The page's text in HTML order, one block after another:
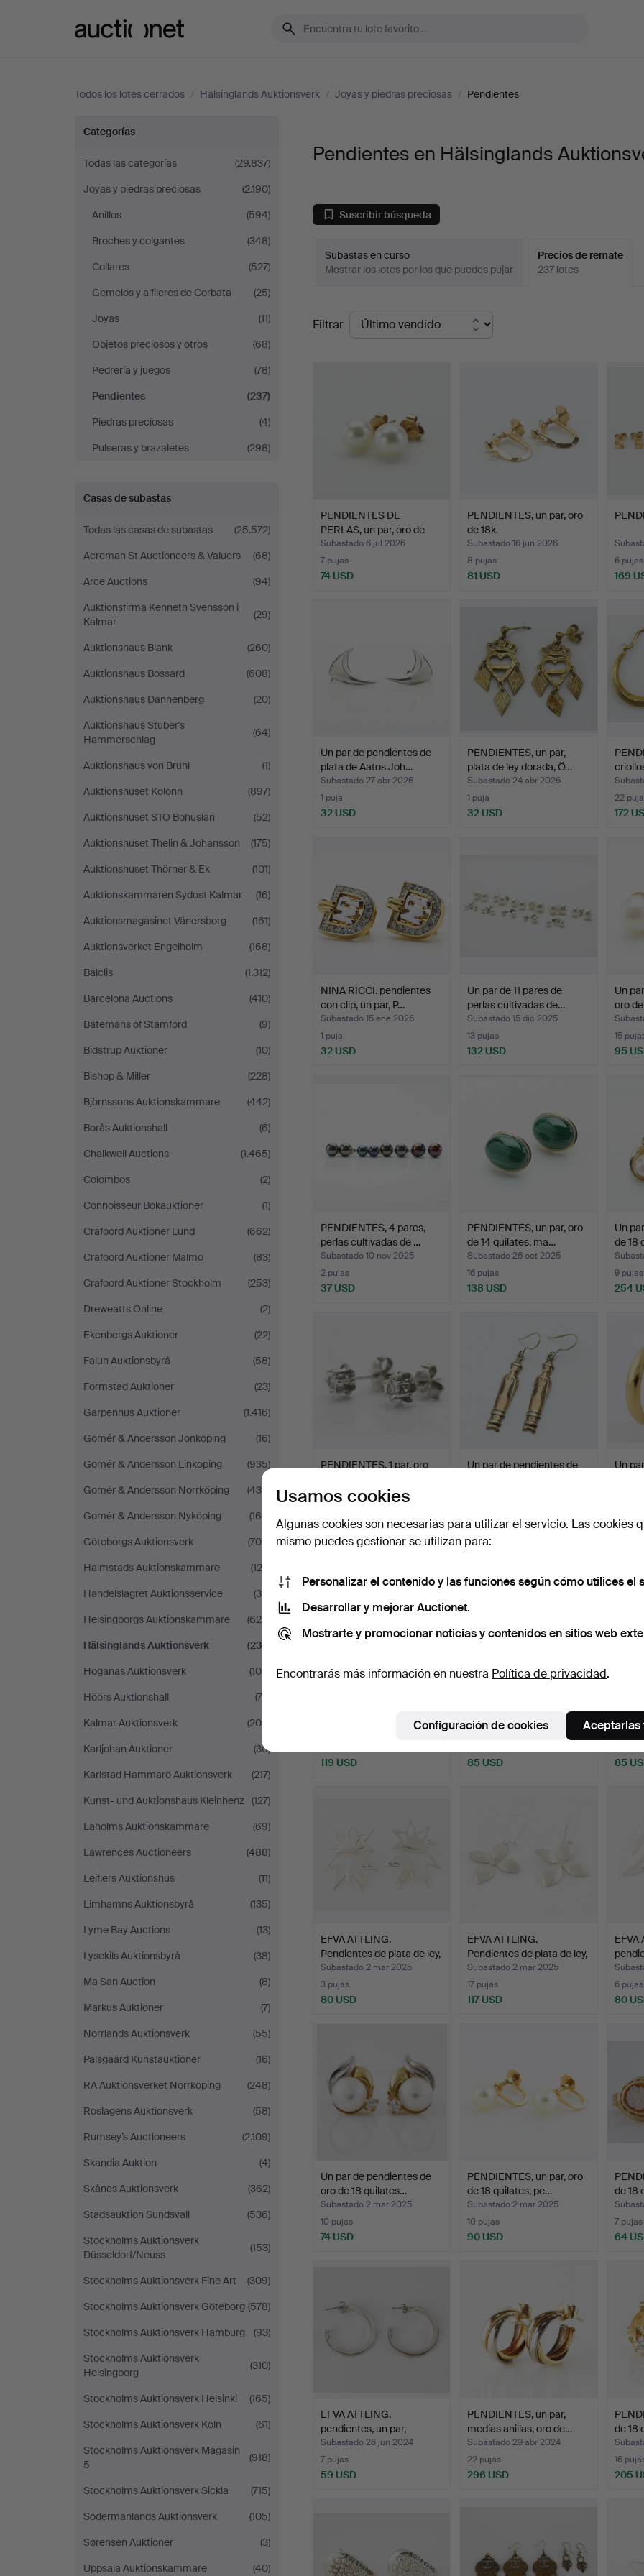
Todos los lotes cerrados / Hälsinglands Auktionsverk / Joyas y piedras preciosas / Pendientes
Pendientes
en
Hälsinglands
Auktionsverk
Categorías
Todas las categorías
(29.837)
Joyas y piedras preciosas
(2.190)
Anillos
(594)
Broches y colgantes
(348)
Collares
(527)
Gemelos y alfileres de Corbata
(25)
Joyas
(11)
Objetos preciosos y otros
(68)
Pedrería y juegos
(78)
Pendientes
(237)
Piedras preciosas
(4)
Pulseras y brazaletes
(298)
Casas de subastas
Todas las casas de subastas
(25.572)
Acreman St Auctioneers & Valuers
(68)
Arce Auctions
(94)
Auktionsfirma Kenneth Svensson i
Kalmar
(29)
Auktionshaus Blank
(260)
Auktionshaus Bossard
(608)
Auktionshaus Dannenberg
(20)
Auktionshaus Stuber's
Hammerschlag
(64)
Auktionshaus von Brühl
(1)
Auktionshuset Kolonn
(897)
Auktionshuset STO Bohuslän
(52)
Auktionshuset Thelin & Johansson
(175)
Auktionshuset Thörner & Ek
(101)
Auktionskammaren Sydost Kalmar
(16)
Auktionsmagasinet Vänersborg
(161)
Auktionsverket Engelholm
(168)
Balclis
(1.312)
Barcelona Auctions
(410)
Batemans of Stamford
(9)
Bidstrup Auktioner
(10)
Bishop & Miller
(228)
Björnssons Auktionskammare
(442)
Borås Auktionshall
(6)
Chalkwell Auctions
(1.465)
Colombos
(2)
Connoisseur Bokauktioner
(1)
Crafoord Auktioner Lund
(662)
Crafoord Auktioner Malmö
(83)
Crafoord Auktioner Stockholm
(253)
Dreweatts Online
(2)
Ekenbergs Auktioner
(22)
Falun Auktionsbyrå
(58)
Formstad Auktioner
(23)
Garpenhus Auktioner
(1.416)
Gomér & Andersson Jönköping
(16)
Gomér & Andersson Linköping
(935)
Gomér & Andersson Norrköping
(430)
Gomér & Andersson Nyköping
(169)
Göteborgs Auktionsverk
(709)
Halmstads Auktionskammare
(123)
Handelslagret Auktionsservice
(35)
Helsingborgs Auktionskammare
(620)
Hälsinglands Auktionsverk
(237)
Höganäs Auktionsverk
(105)
Höörs Auktionshall
(73)
Kalmar Auktionsverk
(206)
Karljohan Auktioner
(30)
Karlstad Hammarö Auktionsverk
(217)
Kunst- und Auktionshaus Kleinhenz (127)
Laholms Auktionskammare
(69)
Lawrences Auctioneers
(488)
Leiflers Auktionshus
(11)
Limhamns Auktionsbyrå
(135)
Lyme Bay Auctions
(13)
Lysekils Auktionsbyrå
(38)
Ma San Auction
(8)
Markus Auktioner
(7)
Norrlands Auktionsverk
(55)
Palsgaard Kunstauktioner
(16)
RA Auktionsverket Norrköping
(248)
Roslagens Auktionsverk
(58)
Rumsey’s Auctioneers
(2.109)
Skandia Auktion
(4)
Skånes Auktionsverk
(362)
Stadsauktion Sundsvall
(536)
Stockholms Auktionsverk
Düsseldorf/Neuss
(153)
Stockholms Auktionsverk Fine Art
(309)
Stockholms Auktionsverk Göteborg (578)
Stockholms Auktionsverk Hamburg
(93)
Stockholms Auktionsverk
Helsingborg
(310)
Stockholms Auktionsverk Helsinki
(165)
Stockholms Auktionsverk Köln
(61)
Stockholms Auktionsverk Magasin
5
(918)
Stockholms Auktionsverk Sickla
(715)
Södermanlands Auktionsverk
(105)
Sørensen Auktioner
(3)
Uppsala Auktionskammare
(40)
Pendientes en Hälsinglands
Suscribir búsqueda
Subastas en curso
Mostrar los lotes por los que puedes pujar
Precios de remate
237 lotes
Precios
de
Filtrar
PENDIENTES DE
PERLAS, un par, oro de
18K, …
Subastado 6 jul 2026
7 pujas
74 USD
PENDIENTES, un par, oro
de 18k.
Subastado 16 jun 2026
8 pujas
81 USD
6 pujas
169
Un par de pendientes de
plata de Aatos Joh…
Subastado 27 abr 2026
1 puja
32 USD
PENDIENTES, un par,
plata de ley dorada, Ö…
Subastado 24 abr 2026
1 puja
32 USD
22
172
NINA RICCI. pendientes
con clip, un par, P…
Subastado 15 ene 2026
1 puja
32 USD
Un par de 11 pares de
perlas cultivadas de…
Subastado 15 dic 2025
13 pujas
132 USD
Un
oro
15
95
PENDIENTES, 4 pares,
perlas cultivadas de …
Subastado 10 nov 2025
2 pujas
37 USD
PENDIENTES, un par, oro
de 14 quilates, ma…
Subastado 26 oct 2025
16 pujas
138 USD
Un
de 18
9 pujas
254
PENDIENTES, 1 par, oro
Subastado 22 sep 2025
106 USD
Un par de pendientes de
37 USD
Un
102
Subastado 28 mar 2025
119 USD
pendientes, un par, plata…
Subastado 2 mar 2025
85 USD
Un
85
EFVA ATTLING.
Pendientes de plata de ley,
…
Subastado 2 mar 2025
3 pujas
80 USD
EFVA ATTLING.
Pendientes de plata de ley,
…
Subastado 2 mar 2025
17 pujas
117 USD
EFVA
6 pujas
80
Un par de pendientes de
oro de 18 quilates…
Subastado 2 mar 2025
10 pujas
74 USD
PENDIENTES, un par, oro
de 18 quilates, pe…
Subastado 2 mar 2025
10 pujas
90 USD
de 18
7 pujas
64
EFVA ATTLING.
pendientes, un par,
criollos…
Subastado 26 jun 2024
7 pujas
59 USD
PENDIENTES, un par,
medias anillas, oro de…
Subastado 29 abr 2024
22 pujas
296 USD
de 18
16
205
Usamos cookies
Algunas cookies son necesarias para utilizar el servicio. Las cookies
mismo puedes gestionar se utilizan para:
Personalizar el contenido y las funciones según cómo utilices el
Desarrollar y mejorar Auctionet.
Mostrarte y promocionar noticias y contenidos en sitios web
Encontrarás más información en nuestra Política de privacidad.
Configuración de cookies Aceptarlas